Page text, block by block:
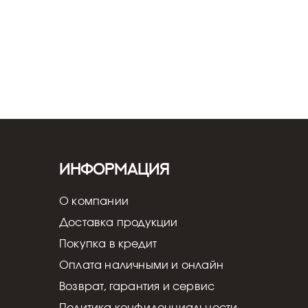
Информация
О компании
Доставка продукции
Покупка в кредит
Оплата наличными и онлайн
Возврат, гарантия и сервис